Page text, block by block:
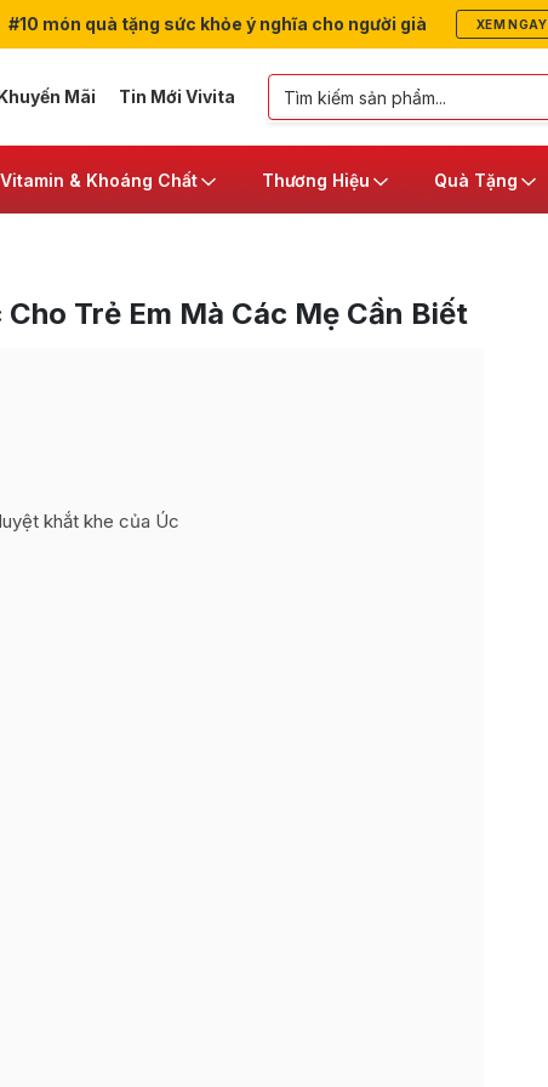
#10 món quà tặng sức khỏe ý nghĩa cho người già XEM NGAY
Mãi Tin Mới Vivita
Vitamin & Khoáng Chất Thương Hiệu Quà Tặng
Trẻ Em Mà Các Mẹ Cần Biết
khắt khe của Úc